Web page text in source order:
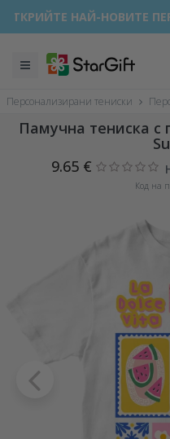
НАЙ-НОВИТЕ
Персонализирани тениски
Памучна тениска с
9.65 €
Код на